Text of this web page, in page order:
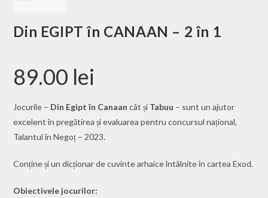
Din EGIPT în CANAAN – 2 în 1
89.00 lei
Jocurile – Din Egipt în Canaan cât și Tabuu – sunt un ajutor
excelent în pregătirea și evaluarea pentru concursul național,
Talantul în Negoț – 2023.
Conține și un dicționar de cuvinte arhaice întâlnite în cartea Exod.
Obiectivele jocurilor: